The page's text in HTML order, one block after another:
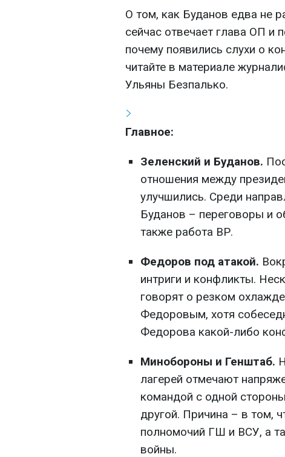
О том, как Буданов едва не
сейчас отвечает глава ОП и
почему появились слухи о
читайте в материале
Ульяны Безпалько.
Главное:
Зеленский и Буданов.
отношения между
улучшились. Среди
Буданов – переговоры и
также работа ВР.
Федоров под атакой.
интриги и конфликты.
говорят о резком
Федоровым, хотя
Федорова какой-либо
Минобороны и Генштаб.
лагерей отмечают
командой с одной
другой. Причина – в том,
полномочий ГШ и ВСУ, а
войны.